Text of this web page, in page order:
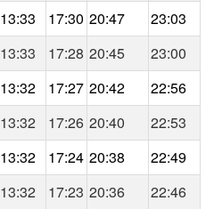
13:33 17:30 20:47
23:03
13:33 17:28 20:45
23:00
13:32 17:27 20:42
22:56
13:32 17:26 20:40
22:53
13:32 17:24 20:38
22:49
13:32 17:23 20:36 22:46